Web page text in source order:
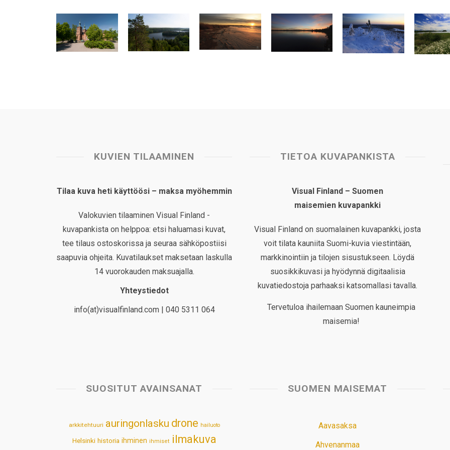
s
A
p
b
o
o
e
d
I
e
r
e
KUVIEN TILAAMINEN
Tilaa kuva heti käyttöösi – maksa myöhemmin
Valokuvien tilaaminen Visual Finland -
kuvapankista on helppoa: etsi haluamasi kuvat,
tee tilaus ostoskorissa ja seuraa sähköpostiisi
saapuvia ohjeita. Kuvatilaukset maksetaan laskulla
14 vuorokauden maksuajalla.
Yhteystiedot
info(at)visualfinland.com | 040 5311 064
TIETOA KUVAPANKISTA
Visual Finland – Suomen
maisemien kuvapankki
Visual Finland on suomalainen kuvapankki, josta
voit tilata kauniita Suomi-kuvia viestintään,
markkinointiin ja tilojen sisustukseen. Löydä
suosikkikuvasi ja hyödynnä digitaalisia
kuvatiedostoja parhaaksi katsomallasi tavalla.
Tervetuloa ihailemaan Suomen kauneimpia
maisemia!
SUOSITUT AVAINSANAT
arkkitehtuuri auringonlasku drone hailuoto
Helsinki historia ihminen ihmiset ilmakuva
SUOMEN MAISEMAT
Aavasaksa
Ahvenanmaa